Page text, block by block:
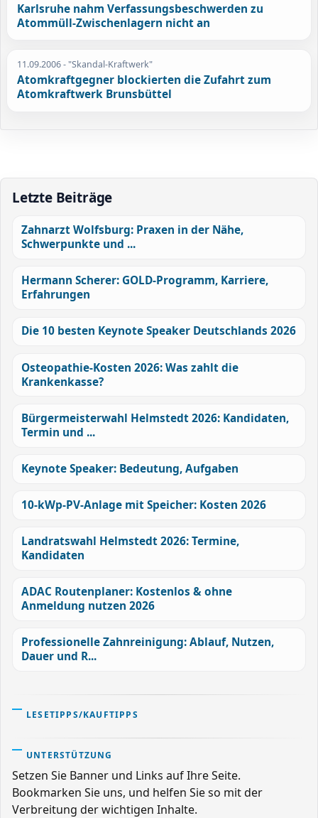
Karlsruhe nahm Verfassungsbeschwerden zu
Atommüll-Zwischenlagern nicht an
11.09.2006- "Skandal-Kraftwerk"
Atomkraftgegner blockierten die Zufahrt zum
Atomkraftwerk Brunsbüttel
Letzte Beiträge
Zahnarzt Wolfsburg: Praxen in der Nähe,
Schwerpunkte und ...
Hermann Scherer: GOLD-Programm, Karriere,
Erfahrungen
Die 10 besten Keynote Speaker Deutschlands 2026
Osteopathie-Kosten 2026: Was zahlt die
Krankenkasse?
Bürgermeisterwahl Helmstedt 2026: Kandidaten,
Termin und ...
Keynote Speaker: Bedeutung, Aufgaben
10-kWp-PV-Anlage mit Speicher: Kosten 2026
Landratswahl Helmstedt 2026: Termine,
Kandidaten
ADAC Routenplaner: Kostenlos & ohne
Anmeldung nutzen 2026
Professionelle Zahnreinigung: Ablauf, Nutzen,
Dauer und R...
LESETIPPS/KAUFTIPPS
UNTERSTÜTZUNG
Setzen Sie Banner und Links auf Ihre Seite.
Bookmarken Sie uns, und helfen Sie so mit der
Verbreitung der wichtigen Inhalte.